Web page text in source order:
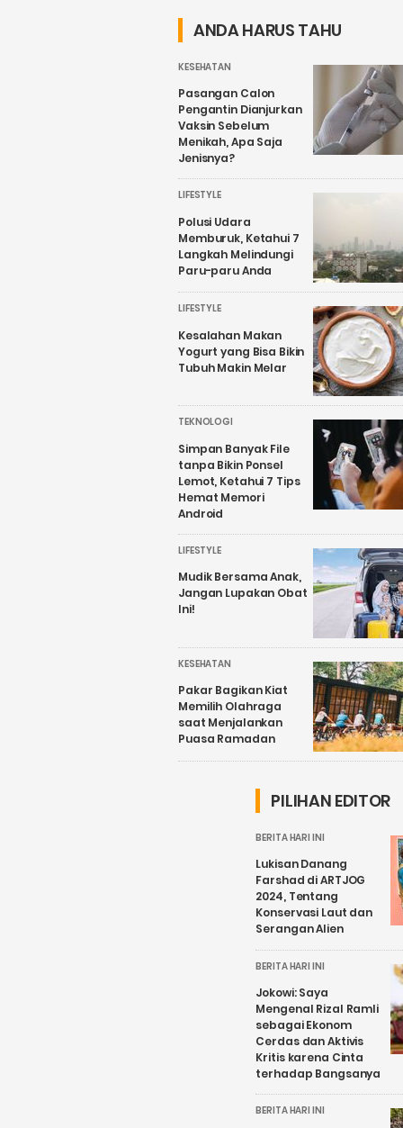
ANDA HARUS TAHU
KESEHATAN
Pasangan Calon
Pengantin Dianjurkan
Vaksin Sebelum
Menikah, Apa Saja
Jenisnya?
LIFESTYLE
Polusi Udara
Memburuk, Ketahui 7
Langkah Melindungi
Paru-paru Anda
LIFESTYLE
Kesalahan Makan
Yogurt yang Bisa Bikin
Tubuh Makin Melar
TEKNOLOGI
Simpan Banyak File
tanpa Bikin Ponsel
Lemot, Ketahui 7 Tips
Hemat Memori
Android
LIFESTYLE
Mudik Bersama Anak,
Jangan Lupakan Obat
Ini!
KESEHATAN
Pakar Bagikan Kiat
Memilih Olahraga
saat Menjalankan
Puasa Ramadan
PILIHAN EDITOR
BERITA HARI INI
Lukisan Danang
Farshad di ARTJOG
2024, Tentang
Konservasi Laut dan
Serangan Alien
BERITA HARI INI
Jokowi: Saya
Mengenal Rizal Ramli
sebagai Ekonom
Cerdas dan Aktivis
Kritis karena Cinta
terhadap Bangsanya
BERITA HARI INI